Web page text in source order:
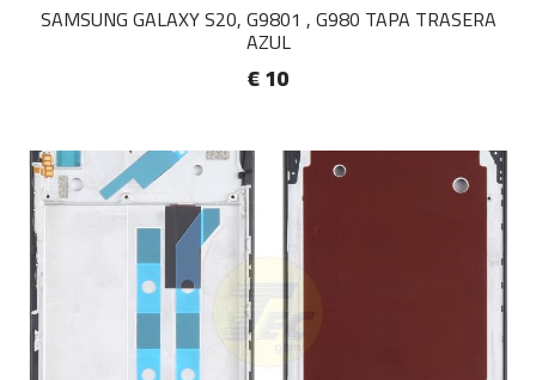
SAMSUNG GALAXY S20, G9801 , G980 TAPA TRASERA
AZUL
€ 10